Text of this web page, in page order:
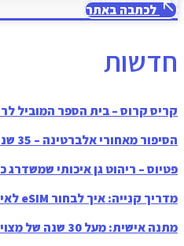
לכתבה באתר
חדשות
קריס קרוס – בית הספר המוביל
הסיפור מאחורי אלברטינה – 35 שנה של מסורת ואומנות
פטיוס – ריהוט גן איכותי שמשדרג
מדריך קנייה: איך לבחור eSIM לאירופה – כל מה שצריך לדעת לפני הנסיעה
מתנה אישית: מעל 30 שנה של מצוינות בעולם המתנות